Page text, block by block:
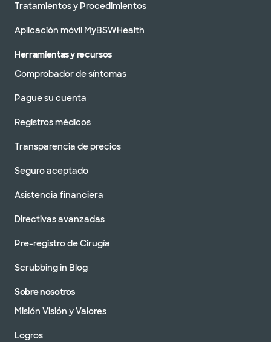
Tratamientos y Procedimientos
Aplicación móvil MyBSWHealth
Herramientas y recursos
Comprobador de síntomas
Pague su cuenta
Registros médicos
Transparencia de precios
Seguro aceptado
Asistencia financiera
Directivas avanzadas
Pre-registro de Cirugía
Scrubbing in Blog
Sobre nosotros
Misión Visión y Valores
Logros